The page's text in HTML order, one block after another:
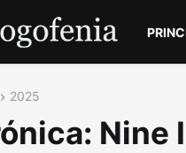
2025
Nine